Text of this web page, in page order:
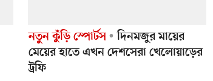
নতুন কুঁড়ি স্পোর্টস
দিনমজুর মায়ের
মেয়ের হাতে এখন দেশসেরা খেলোয়াড়ের
ট্রফি